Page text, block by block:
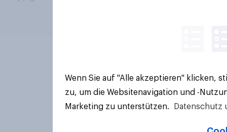
Wenn Sie auf "Alle akzeptieren" klicken,
zu, um die Websitenavigation und -
Marketing zu unterstützen.
Datenschutz